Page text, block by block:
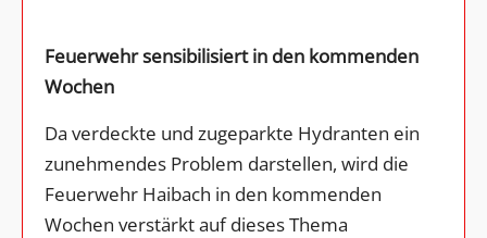
Feuerwehr sensibilisiert in den kommenden
Wochen
Da verdeckte und zugeparkte Hydranten ein
zunehmendes Problem darstellen, wird die
Feuerwehr Haibach in den kommenden
Wochen verstärkt auf dieses Thema